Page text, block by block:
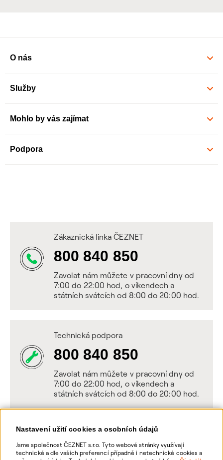
Nastavení užití cookies a osobních údajů
Jsme společnost ČEZNET s.r.o. Tyto webové stránky využívají
technické a dle vašich preferencí případně i netechnické cookies a
O nás
Služby
Mohlo by vás zajímat
Podpora
Zákaznická linka ČEZNET
800 840 850
Zavolat nám můžete v pracovní dny od
7:00 do 22:00 hod, o víkendech a
státních svátcích od 8:00 do 20:00 hod.
Technická podpora
800 840 850
Zavolat nám můžete v pracovní dny od
7:00 do 22:00 hod, o víkendech a
státních svátcích od 8:00 do 20:00 hod.
Napište nám
POSLAT VZKAZ